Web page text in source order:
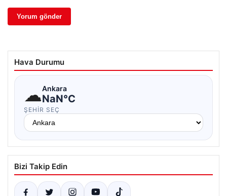
Hava Durumu
☁Ankara
NaN°C
ŞEHIR SEÇ
Bizi Takip Edin